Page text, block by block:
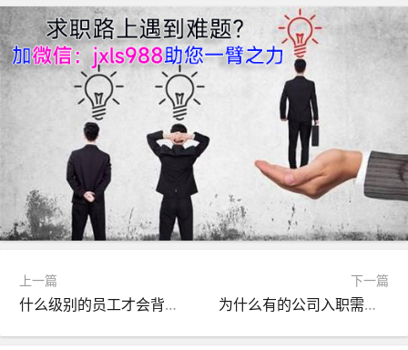
上一篇
什么级别的员工才会背调？
下一篇
为什么有的公司入职需要提供银行流水跟工资流水？